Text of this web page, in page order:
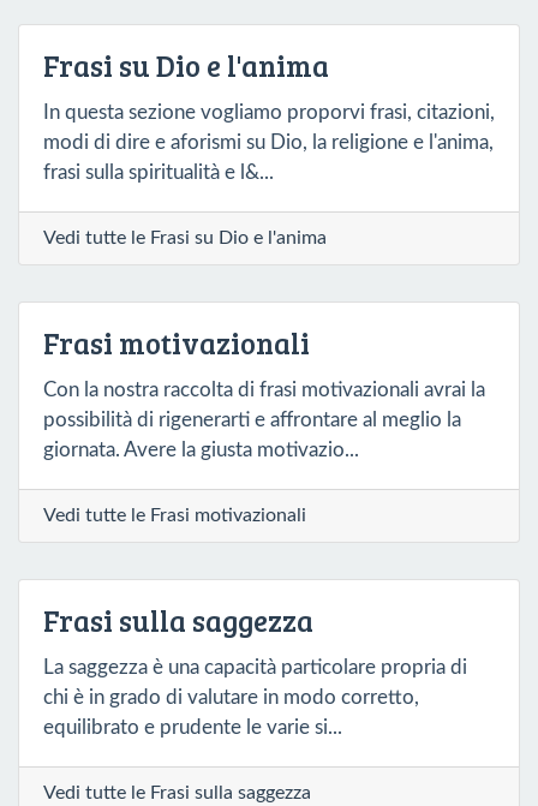
Frasi su Dio e l'anima
In questa sezione vogliamo proporvi frasi, citazioni,
modi di dire e aforismi su Dio, la religione e l'anima,
frasi sulla spiritualità e l&...
Vedi tutte le Frasi su Dio e l'anima
Frasi motivazionali
Con la nostra raccolta di frasi motivazionali avrai la
possibilità di rigenerarti e affrontare al meglio la
giornata. Avere la giusta motivazio...
Vedi tutte le Frasi motivazionali
Frasi sulla saggezza
La saggezza è una capacità particolare propria di
chi è in grado di valutare in modo corretto,
equilibrato e prudente le varie si...
Vedi tutte le Frasi sulla saggezza